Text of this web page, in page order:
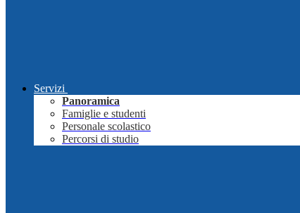
Servizi
Panoramica
Famiglie e studenti
Personale scolastico
Percorsi di studio